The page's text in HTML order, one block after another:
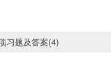
习题及答案(4)